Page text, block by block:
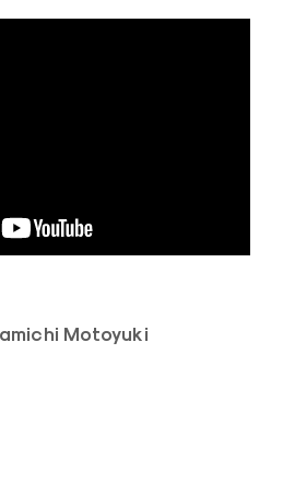
Motoyuki